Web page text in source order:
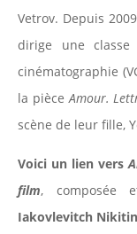
Vetrov. Depuis
dirige une
cinématographie
la pièceAmour.
scène de leur fille,
Voici un lien vers
film,
Iakovlevitch